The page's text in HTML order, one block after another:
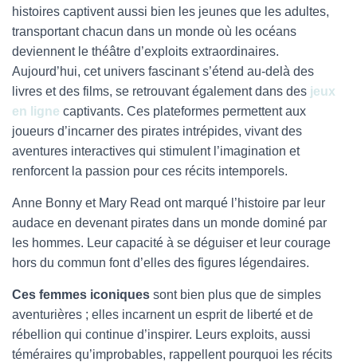
histoires captivent aussi bien les jeunes que les adultes,
transportant chacun dans un monde où les océans
deviennent le théâtre d’exploits extraordinaires.
Aujourd’hui, cet univers fascinant s’étend au-delà des
livres et des films, se retrouvant également dans des jeux
en ligne captivants. Ces plateformes permettent aux
joueurs d’incarner des pirates intrépides, vivant des
aventures interactives qui stimulent l’imagination et
renforcent la passion pour ces récits intemporels.
Anne Bonny et Mary Read ont marqué l’histoire par leur
audace en devenant pirates dans un monde dominé par
les hommes. Leur capacité à se déguiser et leur courage
hors du commun font d’elles des figures légendaires.
Ces femmes iconiques sont bien plus que de simples
aventurières ; elles incarnent un esprit de liberté et de
rébellion qui continue d’inspirer. Leurs exploits, aussi
téméraires qu’improbables, rappellent pourquoi les récits